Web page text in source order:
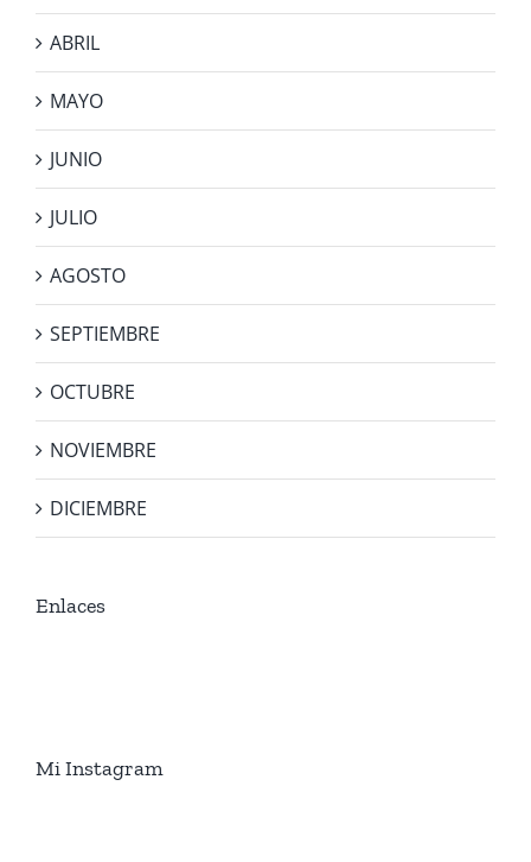
ABRIL
MAYO
JUNIO
JULIO
AGOSTO
SEPTIEMBRE
OCTUBRE
NOVIEMBRE
DICIEMBRE
Enlaces
Mi Instagram